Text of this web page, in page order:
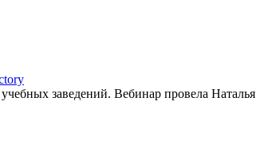
заведений. Вебинар провела Наталья